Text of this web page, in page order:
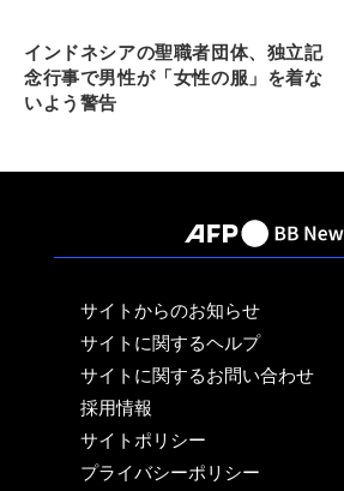
インドネシアの聖職者団体、独立記
念行事で男性が「女性の服」を着な
いよう警告
サイトからのお知らせ
サイトに関するヘルプ
サイトに関するお問い合わせ
採用情報
サイトポリシー
プライバシーポリシー